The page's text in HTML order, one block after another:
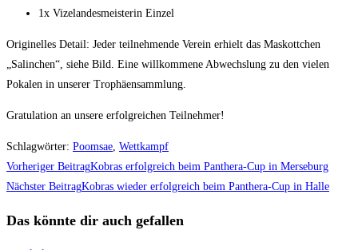
1x Vizelandesmeisterin Einzel
Originelles Detail: Jeder teilnehmende Verein erhielt das Maskottchen
„Salinchen“, siehe Bild. Eine willkommene Abwechslung zu den vielen
Pokalen in unserer Trophäensammlung.
Gratulation an unsere erfolgreichen Teilnehmer!
Schlagwörter: Poomsae Wettkampf
Weitere
Artikel
ansehen
Vorheriger BeitragKobras erfolgreich beim Panthera-Cup in Merseburg
Nächster BeitragKobras wieder erfolgreich beim Panthera-Cup in Halle
Das könnte dir auch gefallen